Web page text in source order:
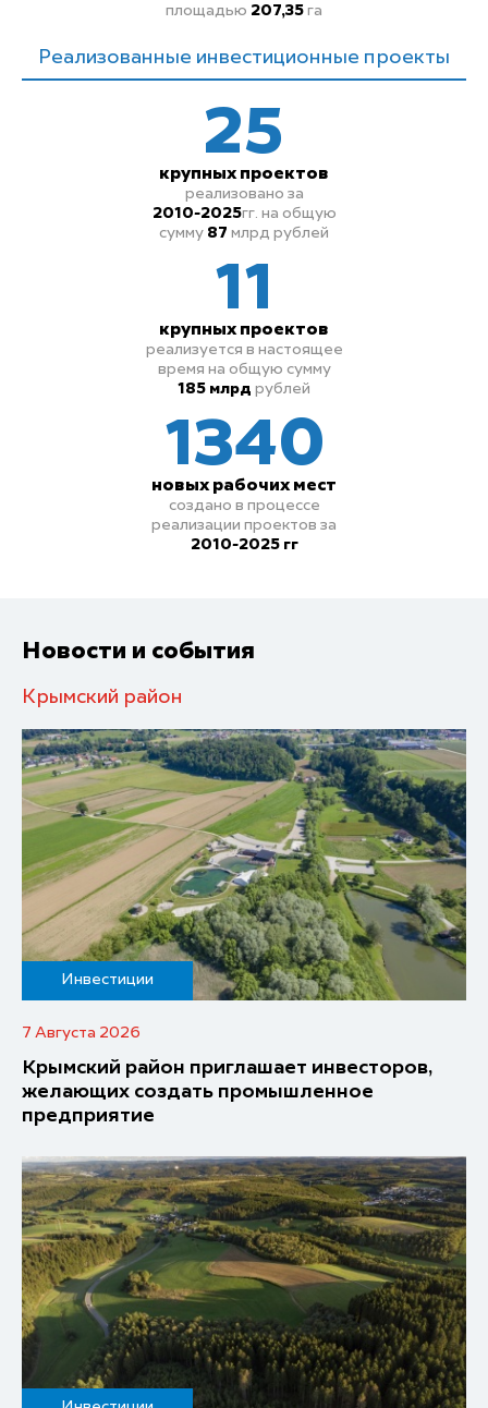
площадью 207,35 га
Реализованные инвестиционные проекты
25
крупных проектов
реализовано за
2010-2025гг. на общую
сумму 87 млрд рублей
11
крупных проектов
реализуется в настоящее
время на общую сумму
185 млрд рублей
1340
новых рабочих мест
создано в процессе
реализации проектов за
2010-2025 гг
Новости и события
Крымский район
Инвестиции
7 Августа 2026
Крымский район приглашает инвесторов,
желающих создать промышленное
предприятие